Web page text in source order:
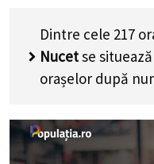
Dintre cele 217
Nucetse
orașelor după